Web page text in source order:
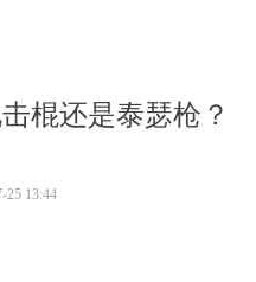
棍还是泰瑟枪？
25 13:44